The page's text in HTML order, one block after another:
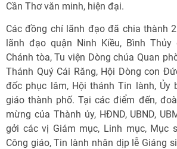
Cần Thơ văn minh, hiện đại.
Các đồng chí lãnh đạo đã chia thành
lãnh đạo quận Ninh Kiều, Bình
Chánh tòa, Tu viện Dòng chúa Quan
Thánh Quý Cái Răng, Hội Dòng con
đốc phục lâm, Hội thánh Tin lành, Ủy
giáo thành phố. Tại các điểm đến,
mừng của Thành ủy, HĐND, UBND,
gởi các vị Giám mục, Linh mục, Mục
Công giáo, Tin lành nhân dịp lễ Giáng